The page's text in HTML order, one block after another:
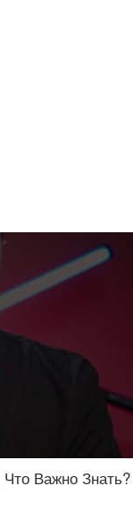
Важно Знать?